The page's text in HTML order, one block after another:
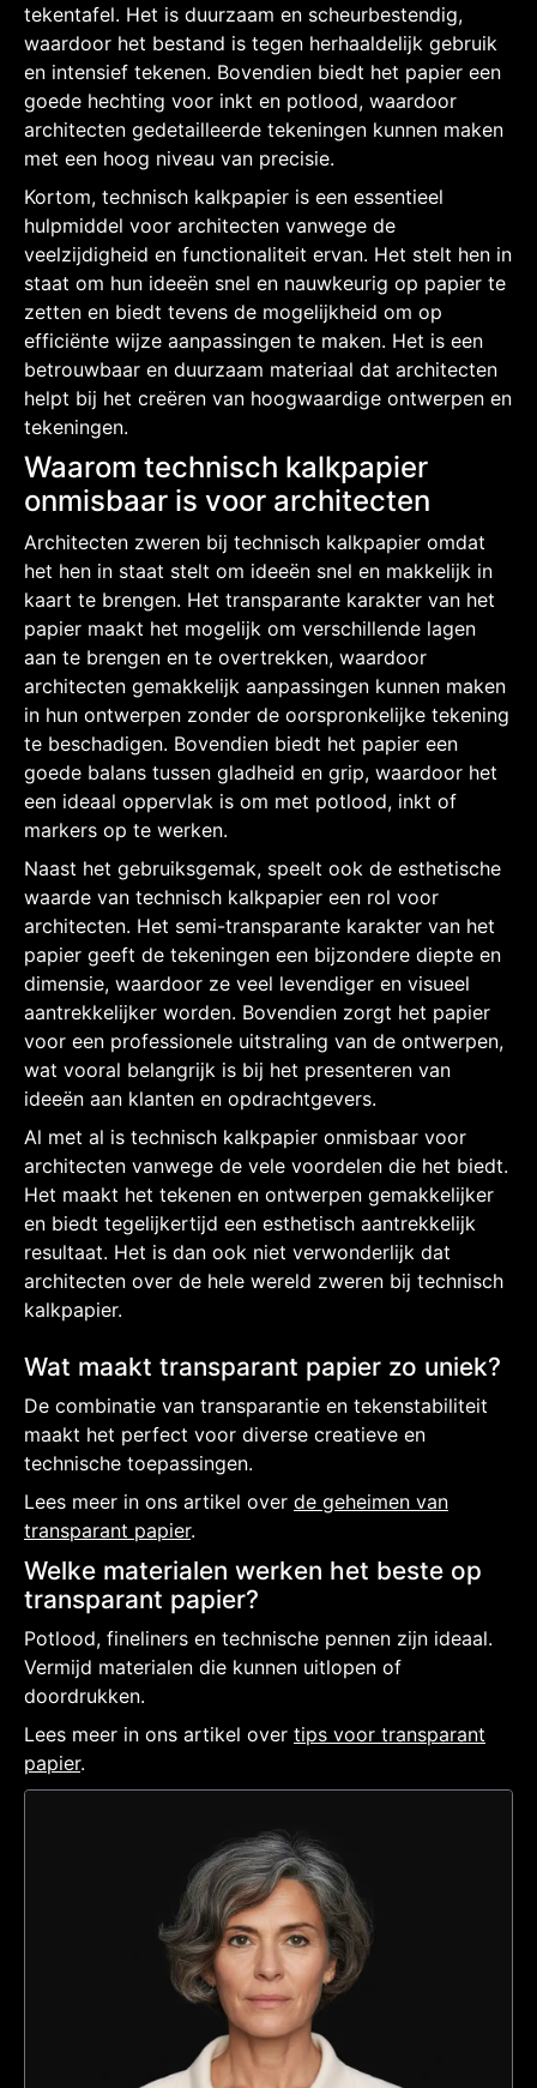
tekentafel. Het is duurzaam en scheurbestendig,
waardoor het bestand is tegen herhaaldelijk gebruik
en intensief tekenen. Bovendien biedt het papier een
goede hechting voor inkt en potlood, waardoor
architecten gedetailleerde tekeningen kunnen maken
met een hoog niveau van precisie.
Kortom, technisch kalkpapier is een essentieel
hulpmiddel voor architecten vanwege de
veelzijdigheid en functionaliteit ervan. Het stelt hen in
staat om hun ideeën snel en nauwkeurig op papier te
zetten en biedt tevens de mogelijkheid om op
efficiënte wijze aanpassingen te maken. Het is een
betrouwbaar en duurzaam materiaal dat architecten
helpt bij het creëren van hoogwaardige ontwerpen en
tekeningen.
Waarom technisch kalkpapier
onmisbaar is voor architecten
Architecten zweren bij technisch kalkpapier omdat
het hen in staat stelt om ideeën snel en makkelijk in
kaart te brengen. Het transparante karakter van het
papier maakt het mogelijk om verschillende lagen
aan te brengen en te overtrekken, waardoor
architecten gemakkelijk aanpassingen kunnen maken
in hun ontwerpen zonder de oorspronkelijke tekening
te beschadigen. Bovendien biedt het papier een
goede balans tussen gladheid en grip, waardoor het
een ideaal oppervlak is om met potlood, inkt of
markers op te werken.
Naast het gebruiksgemak, speelt ook de esthetische
waarde van technisch kalkpapier een rol voor
architecten. Het semi-transparante karakter van het
papier geeft de tekeningen een bijzondere diepte en
dimensie, waardoor ze veel levendiger en visueel
aantrekkelijker worden. Bovendien zorgt het papier
voor een professionele uitstraling van de ontwerpen,
wat vooral belangrijk is bij het presenteren van
ideeën aan klanten en opdrachtgevers.
Al met al is technisch kalkpapier onmisbaar voor
architecten vanwege de vele voordelen die het biedt.
Het maakt het tekenen en ontwerpen gemakkelijker
en biedt tegelijkertijd een esthetisch aantrekkelijk
resultaat. Het is dan ook niet verwonderlijk dat
architecten over de hele wereld zweren bij technisch
kalkpapier.
Wat maakt transparant papier zo uniek?
De combinatie van transparantie en tekenstabiliteit
maakt het perfect voor diverse creatieve en
technische toepassingen.
Lees meer in ons artikel over de geheimen van
transparant papier.
Welke materialen werken het beste op
transparant papier?
Potlood, fineliners en technische pennen zijn ideaal.
Vermijd materialen die kunnen uitlopen of
doordrukken.
Lees meer in ons artikel over tips voor transparant
papier.